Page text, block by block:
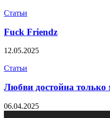
Статьи
Fuck Friendz
12.05.2025
Статьи
Любви достойна только
06.04.2025